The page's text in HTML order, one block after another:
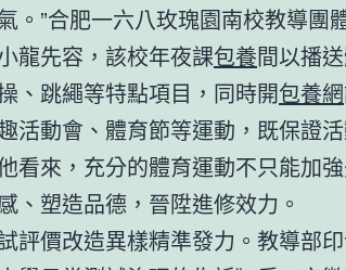
。”合肥一六八玫瑰園南校教導團
龍先容，該校年夜課包養間以播
、跳繩等特點項目，同時開包養網
活動會、體育節等運動，既保證
看來，充分的體育運動不只能加
、塑造品德，晉陞進修效力。
評價改造異樣精準發力。教導部